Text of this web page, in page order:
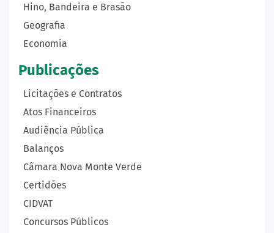
Hino, Bandeira e Brasão
Geografia
Economia
Publicações
Licitações e Contratos
Atos Financeiros
Audiência Pública
Balanços
Câmara Nova Monte Verde
Certidões
CIDVAT
Concursos Públicos